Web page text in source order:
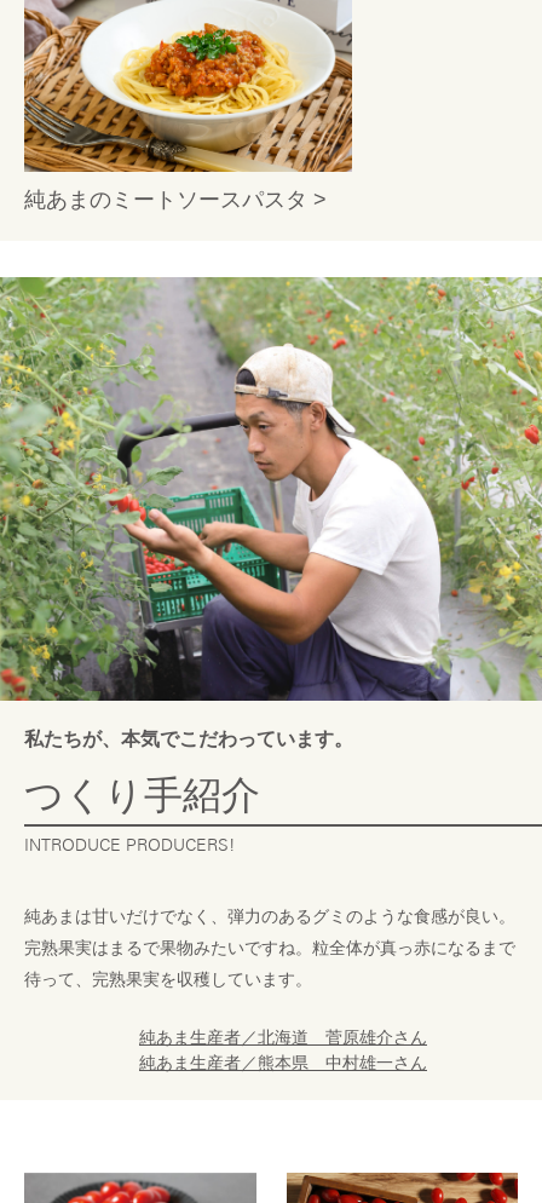
純あまのミートソースパスタ >
私たちが、本気でこだわっています。
つくり手紹介
INTRODUCE PRODUCERS!
純あまは甘いだけでなく、弾力のあるグミのような食感が良い。
完熟果実はまるで果物みたいですね。粒全体が真っ赤になるまで
待って、完熟果実を収穫しています。
純あま生産者／北海道 菅原雄介さん
純あま生産者／熊本県 中村雄一さん